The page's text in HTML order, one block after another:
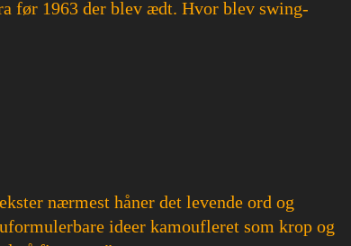
før 1963 der blev ædt. Hvor blev swing-
nærmest håner det levende ord og
ideer kamoufleret som krop og